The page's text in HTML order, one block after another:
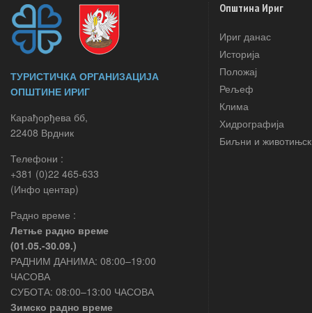
ТУРИСТИЧКА ОРГАНИЗАЦИЈА
ОПШТИНЕ ИРИГ
Карађорђева бб,
22408 Врдник
Телефони :
+381 (0)22 465-633
(Инфо центар)
Радно време :
Летње радно време
(01.05.-30.09.)
РАДНИМ ДАНИМА: 08:00–19:00
ЧАСОВА
СУБОТА: 08:00–13:00 ЧАСОВА
Зимско радно време
Општина Ириг
Ириг данас
Историја
Положај
Рељеф
Клима
Хидрографија
Биљни и